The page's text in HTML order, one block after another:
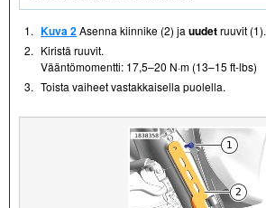
1. Kuva 2Asenna kiinnike (2) ja uudetruuvit (1).
2. Kiristä ruuvit.
Vääntömomentti: 17,5–20 N·m (13–15 ft-lbs)
3. Toista vaiheet vastakkaisella puolella.